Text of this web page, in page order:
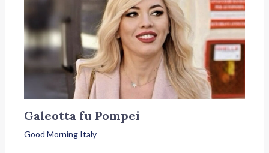
Galeotta fu Pompei
Good Morning Italy